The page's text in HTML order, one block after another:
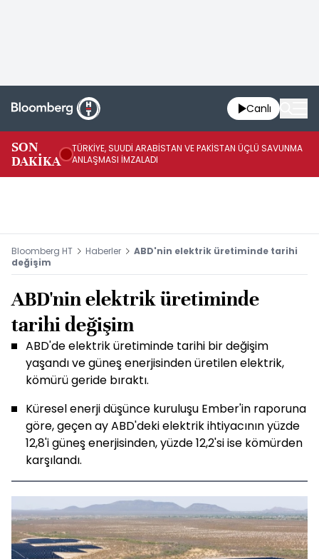
Canlı
SON
DAKİKA
TÜRKİYE, SUUDİ ARABİSTAN VE PAKİSTAN ÜÇLÜ SAVUNMA
ANLAŞMASI İMZALADI
Bloomberg HT Haberler
ABD'nin elektrik üretiminde tarihi
değişim
ABD'nin elektrik üretiminde
tarihi değişim
ABD'de elektrik üretiminde tarihi bir değişim
yaşandı ve güneş enerjisinden üretilen elektrik,
kömürü geride bıraktı.
Küresel enerji düşünce kuruluşu Ember'in raporuna
göre, geçen ay ABD'deki elektrik ihtiyacının yüzde
12,8'i güneş enerjisinden, yüzde 12,2'si ise kömürden
karşılandı.